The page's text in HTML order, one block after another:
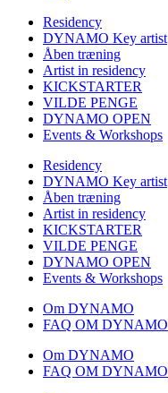
Residency
DYNAMO Key artist
Åben træning
Artist in residency
KICKSTARTER
VILDE PENGE
DYNAMO OPEN
Events & Workshops
Residency
DYNAMO Key artist
Åben træning
Artist in residency
KICKSTARTER
VILDE PENGE
DYNAMO OPEN
Events & Workshops
Om DYNAMO
FAQ OM DYNAMO
Om DYNAMO
FAQ OM DYNAMO